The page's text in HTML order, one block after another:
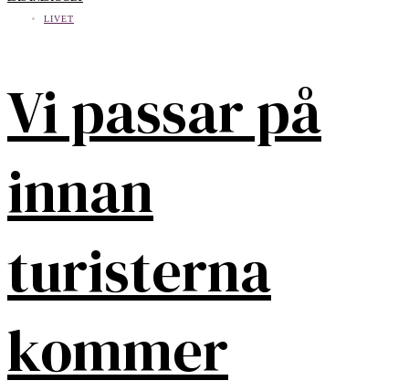
LIVET
Vi passar på
innan
turisterna
kommer